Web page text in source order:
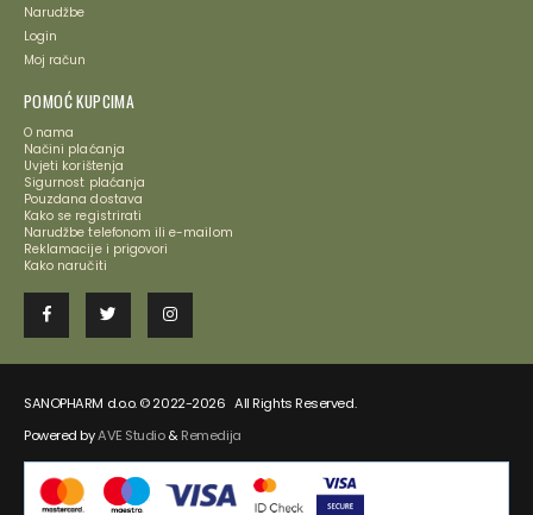
Narudžbe
Login
Moj račun
POMOĆ KUPCIMA
O nama
Načini plaćanja
Uvjeti korištenja
Sigurnost plaćanja
Pouzdana dostava
Kako se registrirati
Narudžbe telefonom ili e-mailom
Reklamacije i prigovori
Kako naručiti
SANOPHARM d.o.o. © 2022-2026 All Rights Reserved.
Powered byAVE Studio&Remedija